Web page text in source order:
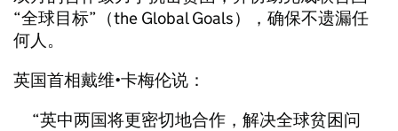
“全球目标”（the Global Goals），确保不遗漏任
何人。
英国首相戴维•卡梅伦说：
英中两国将更密切地合作，解决全球贫困问